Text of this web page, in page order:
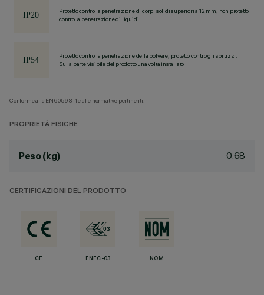
Protetto contro la penetrazione di corpi solidi superiori a 12 mm, non protetto
contro la penetrazione di liquidi.
Protetto contro la penetrazione della polvere, protetto contro gli spruzzi.
Sulla parte visibile del prodotto una volta installato
Conforme alla EN60598-1 e alle normative pertinenti.
PROPRIETÀ FISICHE
Peso (kg) 0.68
CERTIFICAZIONI DEL PRODOTTO
CE ENEC-03 NOM